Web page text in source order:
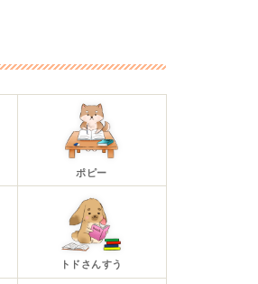
ポピー
トドさんすう